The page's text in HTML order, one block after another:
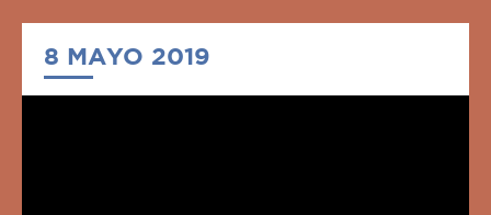
8 MAYO 2019